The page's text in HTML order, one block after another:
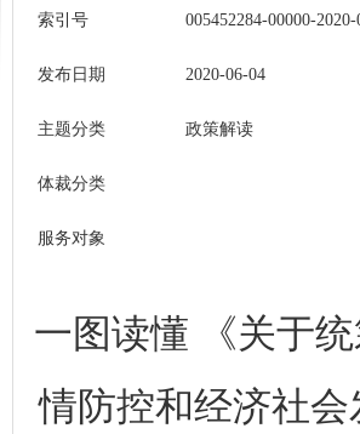
索引号 005452284-00000-2020-
发布日期 2020-06-04
主题分类 政策解读
体裁分类
服务对象
一图读懂 《关于
情防控和经济社会